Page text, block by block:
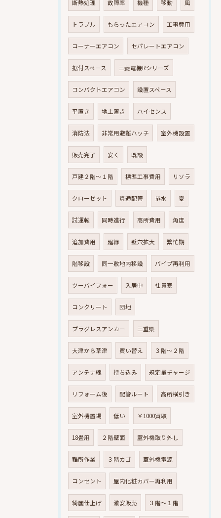
断熱処理 故障率 機種 移動 風
トラブル もらったエアコン 工事費用
コーナーエアコン セパレートエアコン
据付スペース 三菱電機Rシリーズ
コンパクトエアコン 設置スペース
平置き 地上置き ハイセンス
消防法 非常用避難ハッチ 室外機設置
販売完了 安く 既設
戸建２階～１階 標準工事費用 リソラ
クローゼット 貫通配管 排水 夏
試運転 同時進行 高所費用 角度
追加費用 廻縁 壁穴拡大 繁忙期
階移設 同一敷地内移設 パイプ再利用
ツーバイフォー 入居中 社員寮
コンクリート 団地
プラグレスアンカー 三重県
大津から草津 買い替え ３階～２階
アンテナ線 持ち込み 規定量チャージ
リフォーム後 配管ルート 高所横引き
室外機置場 低い ￥1000買取
18畳用 ２階壁面 室外機取り外し
難所作業 ３階カゴ 室外機電源
コンセント 屋内化粧カバー再利用
綺麗仕上げ 激安販売 ３階～１階